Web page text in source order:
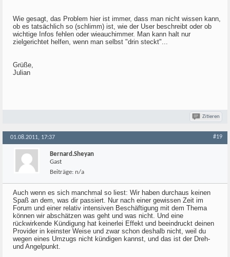
Wie gesagt, das Problem hier ist immer, dass man nicht wissen kann,
ob es tatsächlich so (schlimm) ist, wie der User beschreibt oder ob
wichtige Infos fehlen oder wieauchimmer. Man kann halt nur
zielgerichtet helfen, wenn man selbst "drin steckt"...
Grüße,
Julian
Zitieren
01.08.2011, 17:37 #19
Bernard.Sheyan
Gast
Beiträge: n/a
Auch wenn es sich manchmal so liest: Wir haben durchaus keinen
Spaß an dem, was dir passiert. Nur nach einer gewissen Zeit im
Forum und einer relativ intensiven Beschäftigung mit dem Thema
können wir abschätzen was geht und was nicht. Und eine
rückwirkende Kündigung hat keinerlei Effekt und beeindruckt deinen
Provider in keinster Weise und zwar schon deshalb nicht, weil du
wegen eines Umzugs nicht kündigen kannst, und das ist der Dreh-
und Angelpunkt.